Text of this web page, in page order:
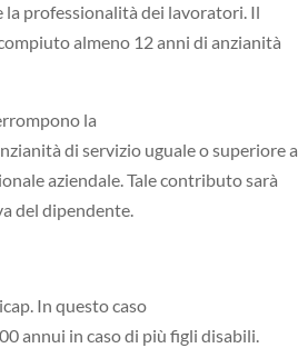
professionalità dei lavoratori. Il
almeno 12 anni di anzianità
la
di servizio uguale o superiore a
aziendale. Tale contributo sarà
del dipendente.
In questo caso
annui in caso di più figli disabili.